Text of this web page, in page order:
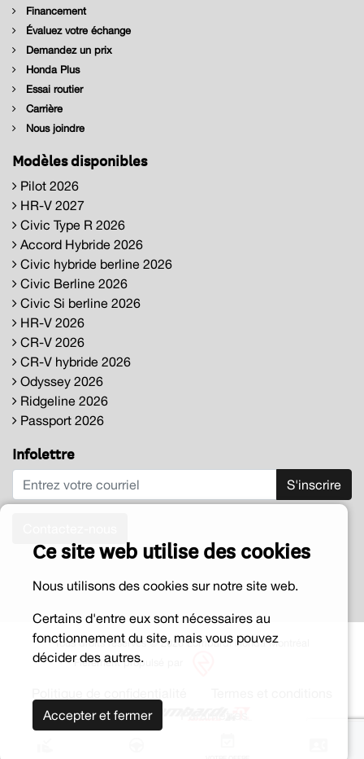
Financement
Évaluez votre échange
Demandez un prix
Honda Plus
Essai routier
Carrière
Nous joindre
Modèles disponibles
Pilot 2026
HR-V 2027
Civic Type R 2026
Accord Hybride 2026
Civic hybride berline 2026
Civic Berline 2026
Civic Si berline 2026
HR-V 2026
CR-V 2026
CR-V hybride 2026
Odyssey 2026
Ridgeline 2026
Passport 2026
Infolettre
S'inscrire
Tous droits réservés © 2026 Lombardi Honda Montréal
Fièrement propulsé par
Ce site web utilise des cookies
Nous utilisons des cookies sur notre site web.
Certains d'entre eux sont nécessaires au
fonctionnement du site, mais vous pouvez
décider des autres.
Accepter et fermer